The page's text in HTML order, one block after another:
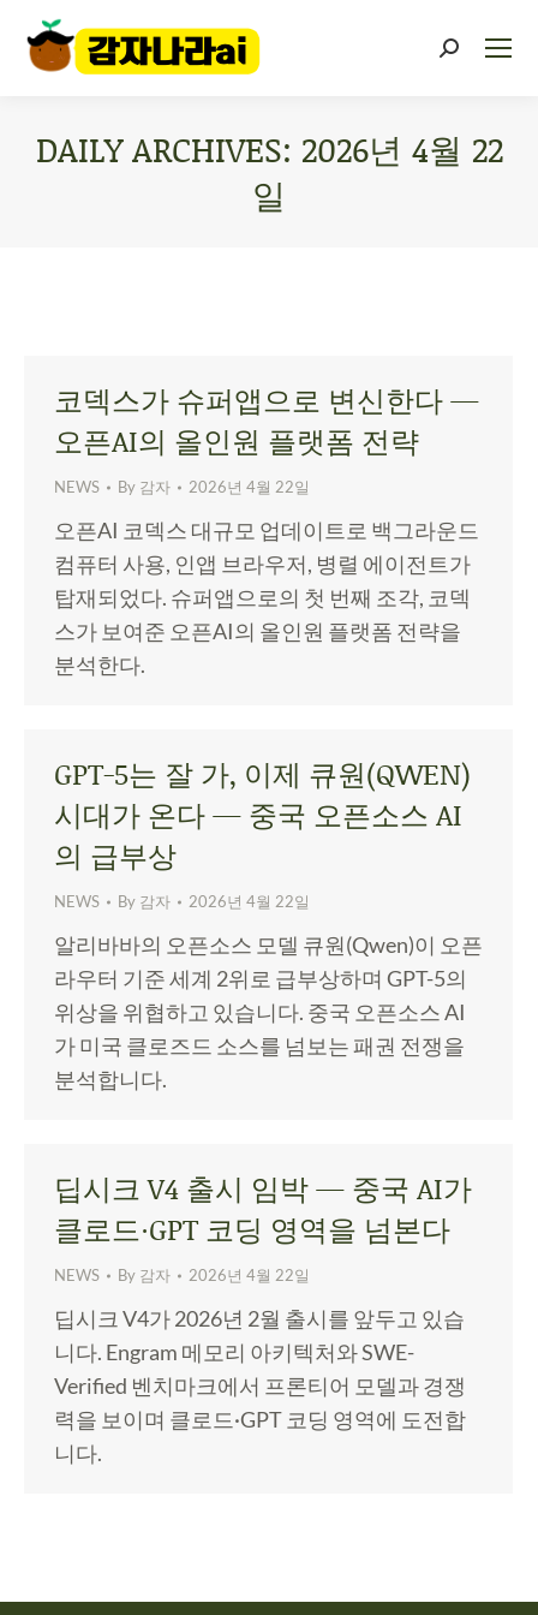
DAILY ARCHIVES: 2026년 4월 22
일
코덱스가 슈퍼앱으로 변신한다 —
오픈AI의 올인원 플랫폼 전략
NEWS By 감자 2026년 4월 22일
오픈AI 코덱스 대규모 업데이트로 백그라운드
컴퓨터 사용, 인앱 브라우저, 병렬 에이전트가
탑재되었다. 슈퍼앱으로의 첫 번째 조각, 코덱
스가 보여준 오픈AI의 올인원 플랫폼 전략을
분석한다.
GPT-5는 잘 가, 이제 큐원(QWEN)
시대가 온다 — 중국 오픈소스 AI
의 급부상
NEWS By 감자 2026년 4월 22일
알리바바의 오픈소스 모델 큐원(Qwen)이 오픈
라우터 기준 세계 2위로 급부상하며 GPT-5의
위상을 위협하고 있습니다. 중국 오픈소스 AI
가 미국 클로즈드 소스를 넘보는 패권 전쟁을
분석합니다.
딥시크 V4 출시 임박 — 중국 AI가
클로드·GPT 코딩 영역을 넘본다
NEWS By 감자 2026년 4월 22일
딥시크 V4가 2026년 2월 출시를 앞두고 있습
니다. Engram 메모리 아키텍처와 SWE-
Verified 벤치마크에서 프론티어 모델과 경쟁
력을 보이며 클로드·GPT 코딩 영역에 도전합
니다.